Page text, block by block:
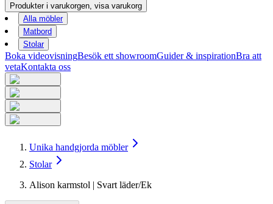
Produkter i varukorgen, visa varukorg
Alla möbler
Matbord
Stolar
Boka videovisningBesök ett showroomGuider & inspirationBra att
vetaKontakta oss
Unika handgjorda möbler
Stolar
Alison karmstol | Svart läder/Ek